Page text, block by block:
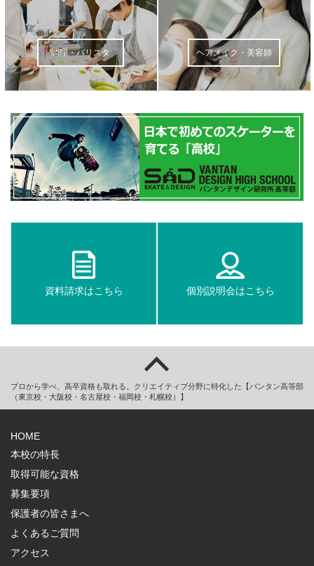
調理・バリスタ ヘアメイク・美容師
資料請求はこちら 個別説明会はこちら
プロから学べ、高卒資格も取れる。クリエイティブ分野に特化した【バンタン高等部
（東京校・大阪校・名古屋校・福岡校・札幌校）】
HOME
本校の特長
取得可能な資格
募集要項
保護者の皆さまへ
よくあるご質問
アクセス